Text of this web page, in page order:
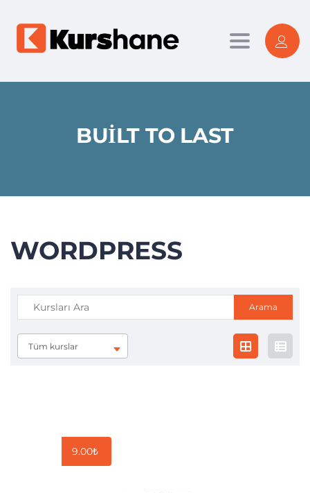
Toggle
BUILT TO LAST
WORDPRESS
Arama:
Tüm kurslar
9.00₺